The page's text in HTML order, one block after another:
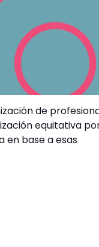
de
equitativa
en base a esas